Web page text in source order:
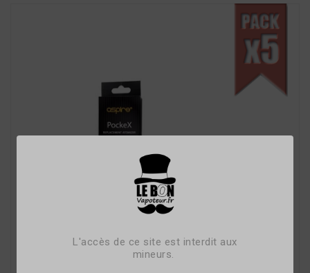
L'accès de ce site est interdit aux
mineurs.